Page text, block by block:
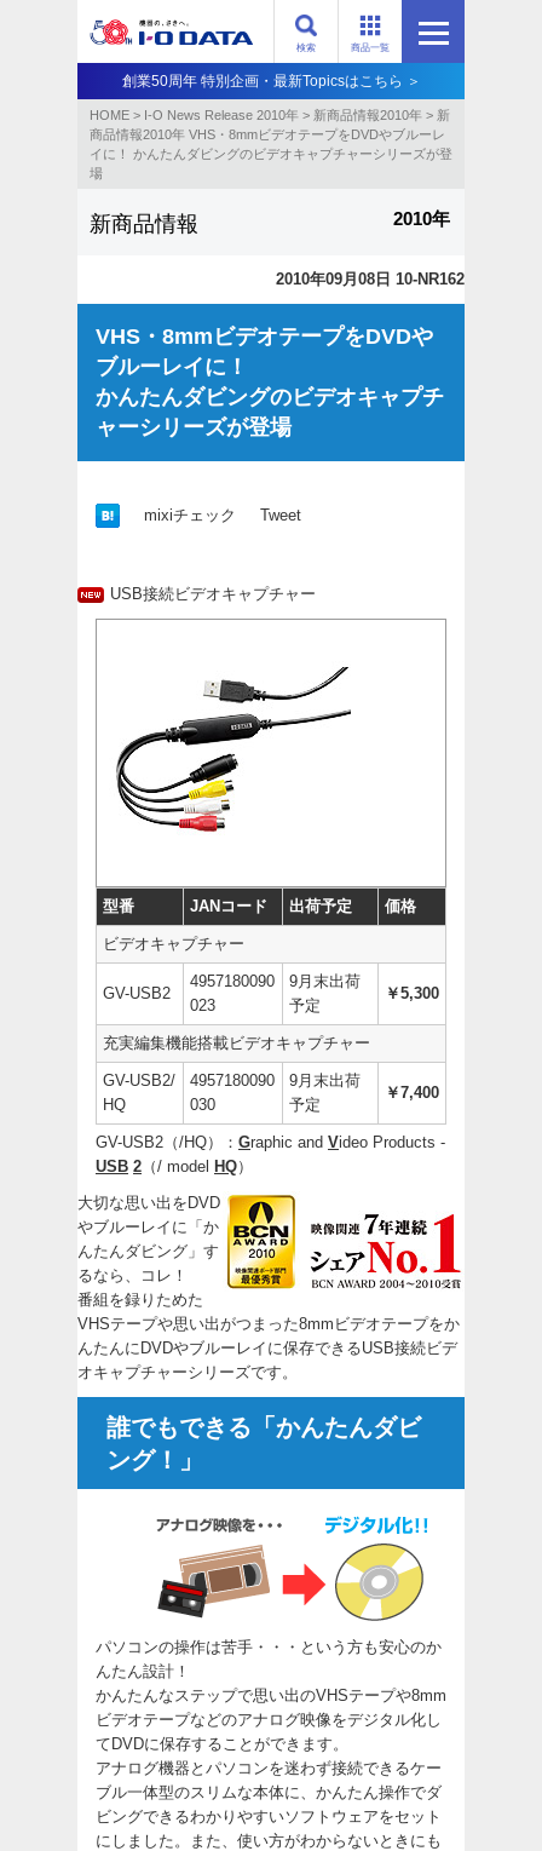
商品一覧
検索
創業50周年 特別企画・最新Topicsはこちら ＞
HOME > I-O News Release 2010年 > 新商品情報2010年 > 新
商品情報2010年 VHS・8mmビデオテープをDVDやブルーレ
イに！ かんたんダビングのビデオキャプチャーシリーズが登
場
新商品情報 2010年
2010年09月08日 10-NR162
VHS・8mmビデオテープをDVDや
ブルーレイに！
かんたんダビングのビデオキャプチ
ャーシリーズが登場
mixiチェック Tweet
USB接続ビデオキャプチャー
型番 JANコード 出荷予定 価格
ビデオキャプチャー
GV-USB2
4957180090
023
9月末出荷
予定
￥5,300
充実編集機能搭載ビデオキャプチャー
GV-USB2/
HQ
4957180090
030
9月末出荷
予定
￥7,400
GV-USB2（/HQ）： Graphic and Video Products -
USB 2 （/ model HQ）
大切な思い出をDVD
やブルーレイに「か
んたんダビング」す
るなら、コレ！
番組を録りためた
VHSテープや思い出がつまった8mmビデオテープをか
んたんにDVDやブルーレイに保存できるUSB接続ビデ
オキャプチャーシリーズです。
誰でもできる「かんたんダビ
ング！」
パソコンの操作は苦手・・・という方も安心のか
んたん設計！
かんたんなステップで思い出のVHSテープや8mm
ビデオテープなどのアナログ映像をデジタル化し
てDVDに保存することができます。
アナログ機器とパソコンを迷わず接続できるケー
ブル一体型のスリムな本体に、かんたん操作でダ
ビングできるわかりやすいソフトウェアをセット
にしました。また、使い方がわからないときにも